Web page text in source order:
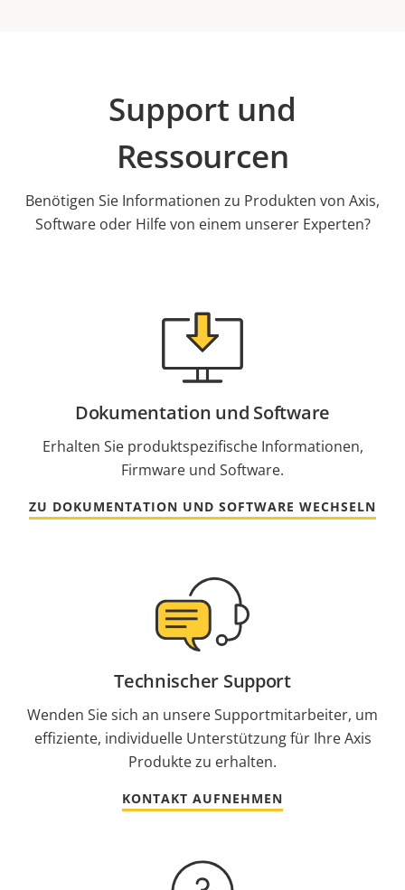
Support und
Ressourcen
Benötigen Sie Informationen zu Produkten von Axis,
Software oder Hilfe von einem unserer Experten?
Dokumentation und Software
Erhalten Sie produktspezifische Informationen,
Firmware und Software.
ZU DOKUMENTATION UND SOFTWARE WECHSELN
Technischer Support
Wenden Sie sich an unsere Supportmitarbeiter, um
effiziente, individuelle Unterstützung für Ihre Axis
Produkte zu erhalten.
KONTAKT AUFNEHMEN